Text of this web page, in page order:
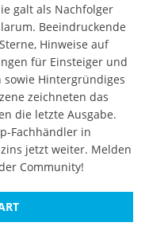
galt als Nachfolger
Beeindruckende
Hinweise auf
für Einsteiger und
Hintergründiges
zeichneten das
die letzte Ausgabe.
Fachhändler in
jetzt weiter. Melden
Community!